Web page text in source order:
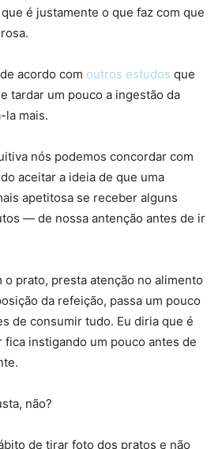
é justamente o que faz com que
acordo com outros estudos que
tardar um pouco a ingestão da
la mais.
nós podemos concordar com
aceitar a ideia de que uma
apetitosa se receber alguns
— de nossa antenção antes de ir
o prato, presta atenção no alimento
da refeição, passa um pouco
de consumir tudo. Eu diria que é
fica instigando um pouco antes de
não?
de tirar foto dos pratos e não